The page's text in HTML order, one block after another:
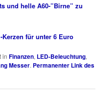
und helle A60-”Birne” zu
Kerzen für unter 6 Euro
inFinanzen, LED-Beleuchtung,
Messer. Permanenter Link des